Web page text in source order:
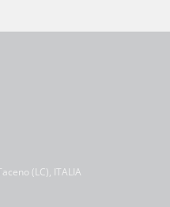
(LC), ITALIA